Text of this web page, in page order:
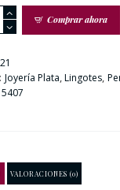
Comprar ahora
Joyería Plata,Lingotes,
5407
VALORACIONES (0)